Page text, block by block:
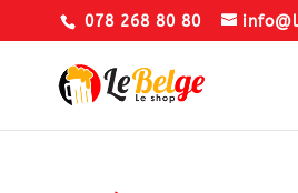
078 268 80 80